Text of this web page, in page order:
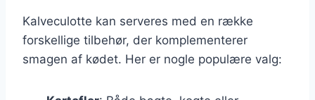
Kalveculotte kan serveres med en række
forskellige tilbehør, der komplementerer
smagen af kødet. Her er nogle populære valg: